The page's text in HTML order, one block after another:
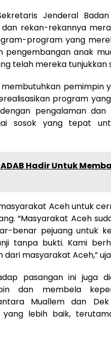
Jenderal Badan
rekan-rekannya
program yang
pengembangan anak
telah mereka tunjukkan
pemimpin
program
pengalaman dan
sosok yang tepat
Hadir Untuk
Aceh untuk
“Masyarakat Aceh
benar pejuang untuk
tanpa bukti. Kami
masyarakat Aceh,”
pasangan ini juga
dan membela
Muallem dan
lebih baik,